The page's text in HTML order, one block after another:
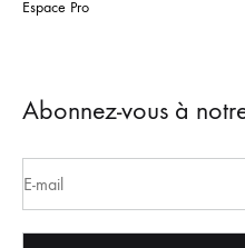
Espace Pro
Abonnez-vous à